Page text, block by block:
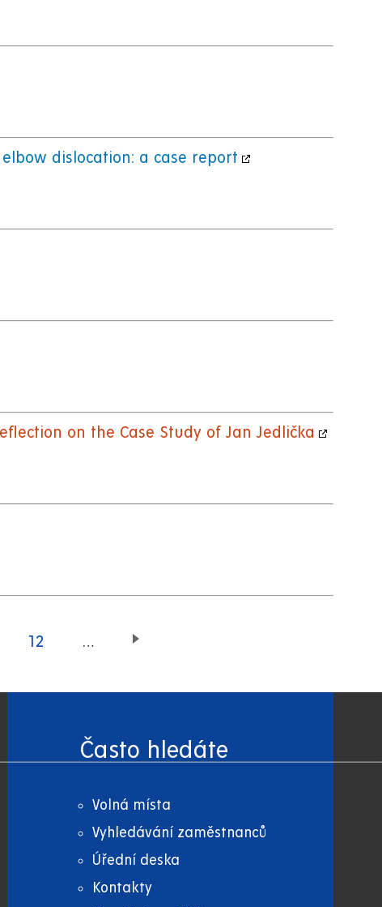
dislocation: a case report
on the Case Study of Jan Jedlička
Page
12 …
Často hledáte
Volná místa
Vyhledávání zaměstnanců
Úřední deska
Kontakty